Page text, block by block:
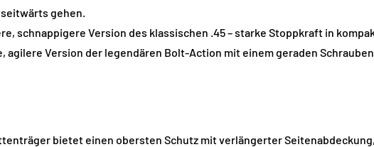
gehen.
schnappigere Version des klassischen .45 – starke Stoppkraft in
agilere Version der legendären Bolt-Action mit einem geraden
bietet einen obersten Schutz mit verlängerter